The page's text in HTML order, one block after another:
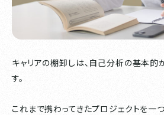
キャリアの棚卸しは、自己分析の基本的
す。
これまで携わってきたプロジェクトを一